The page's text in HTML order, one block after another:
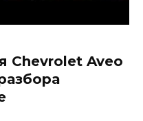
Chevrolet Aveo